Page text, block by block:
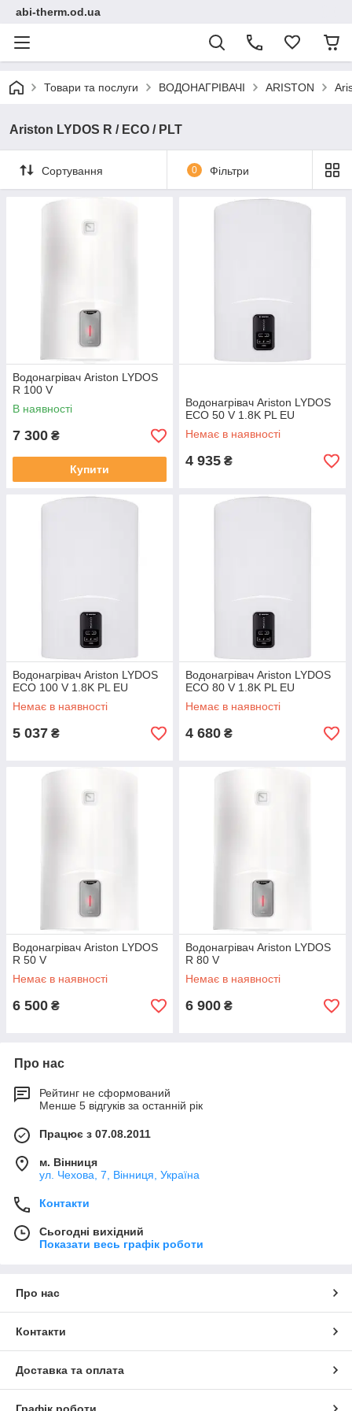
abi-therm.od.ua
Товари та послуги ВОДОНАГРІВАЧІ ARISTON
Ariston LYDOS R / ECO / PLT
Сортування 0 Фільтри
Водонагрівач Ariston LYDOS
R 100 V
В наявності
7 300 ₴
Купити
Водонагрівач Ariston LYDOS
ECO 50 V 1.8K PL EU
Немає в наявності
4 935 ₴
Водонагрівач Ariston LYDOS
ECO 100 V 1.8K PL EU
Немає в наявності
5 037 ₴
Водонагрівач Ariston LYDOS
ECO 80 V 1.8K PL EU
Немає в наявності
4 680 ₴
Водонагрівач Ariston LYDOS
R 50 V
Немає в наявності
6 500 ₴
Водонагрівач Ariston LYDOS
R 80 V
Немає в наявності
6 900 ₴
Про нас
Рейтинг не сформований
Менше 5 відгуків за останній рік
Працює з 07.08.2011
м. Вінниця
ул. Чехова, 7, Вінниця, Україна
Контакти
Сьогодні вихідний
Показати весь графік роботи
Про нас
Контакти
Доставка та оплата